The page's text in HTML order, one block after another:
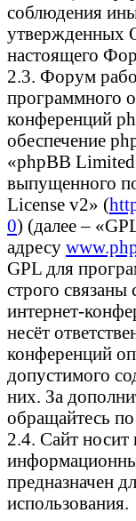
соблюдения
утвержденных
настоящего
2.3. Форум
программного
конференций
обеспечение
«phpBB
выпущенного
License v2» (
0) (далее –
адресу
GPL для
строго
интернет-
несёт
конференций
допустимого
них. За
обращайтесь
2.4. Сайт носит
предназначен
использования.